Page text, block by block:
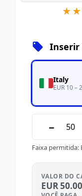
Inserir
Italy
EUR 10 –
−
Faixa permitida:
VALOR DO
EUR50.00